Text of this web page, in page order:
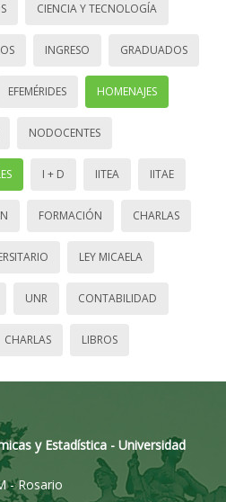
CIENCIA Y TECNOLOGÍA
INGRESO GRADUADOS
EFEMÉRIDES HOMENAJES
NODOCENTES
I + D IITEA IITAE
FORMACIÓN CHARLAS
LEY MICAELA
UNR CONTABILIDAD
CHARLAS LIBROS
y Estadística - Universidad
- Rosario